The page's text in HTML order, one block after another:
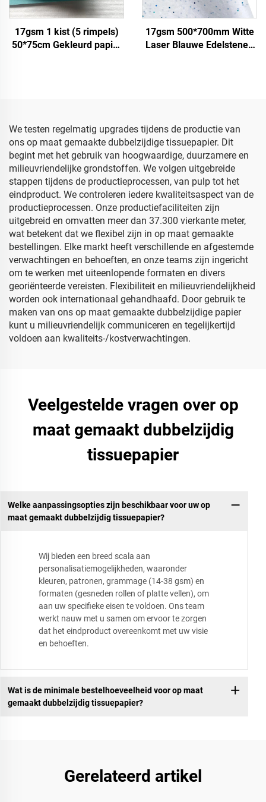
17gsm 1 kist (5 rimpels)
50*75cm Gekleurd papier
17gsm 500*700mm Witte
Laser Blauwe Edelstenen
We testen regelmatig upgrades tijdens de productie van
ons op maat gemaakte dubbelzijdige tissuepapier. Dit
begint met het gebruik van hoogwaardige, duurzamere en
milieuvriendelijke grondstoffen. We volgen uitgebreide
stappen tijdens de productieprocessen, van pulp tot het
eindproduct. We controleren iedere kwaliteitsaspect van de
productieprocessen. Onze productiefaciliteiten zijn
uitgebreid en omvatten meer dan 37.300 vierkante meter,
wat betekent dat we flexibel zijn in op maat gemaakte
bestellingen. Elke markt heeft verschillende en afgestemde
verwachtingen en behoeften, en onze teams zijn ingericht
om te werken met uiteenlopende formaten en divers
georiënteerde vereisten. Flexibiliteit en milieuvriendelijkheid
worden ook internationaal gehandhaafd. Door gebruik te
maken van ons op maat gemaakte dubbelzijdige papier
kunt u milieuvriendelijk communiceren en tegelijkertijd
voldoen aan kwaliteits-/kostverwachtingen.
Veelgestelde vragen over op
maat gemaakt dubbelzijdig
tissuepapier
Welke aanpassingsopties zijn beschikbaar voor uw op
maat gemaakt dubbelzijdig tissuepapier?
Wij bieden een breed scala aan
personalisatiemogelijkheden, waaronder
kleuren, patronen, grammage (14-38 gsm) en
formaten (gesneden rollen of platte vellen), om
aan uw specifieke eisen te voldoen. Ons team
werkt nauw met u samen om ervoor te zorgen
dat het eindproduct overeenkomt met uw visie
en behoeften.
Wat is de minimale bestelhoeveelheid voor op maat
gemaakt dubbelzijdig tissuepapier?
Gerelateerd artikel